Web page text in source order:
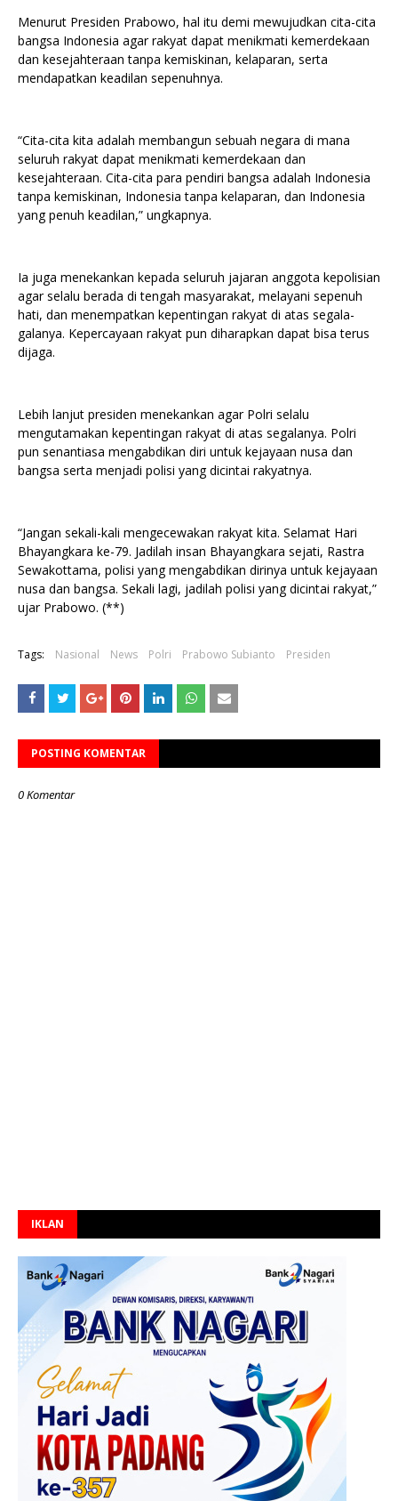
Menurut Presiden Prabowo, hal itu demi mewujudkan cita-cita
bangsa Indonesia agar rakyat dapat menikmati kemerdekaan
dan kesejahteraan tanpa kemiskinan, kelaparan, serta
mendapatkan keadilan sepenuhnya.
“Cita-cita kita adalah membangun sebuah negara di mana
seluruh rakyat dapat menikmati kemerdekaan dan
kesejahteraan. Cita-cita para pendiri bangsa adalah Indonesia
tanpa kemiskinan, Indonesia tanpa kelaparan, dan Indonesia
yang penuh keadilan,” ungkapnya.
Ia juga menekankan kepada seluruh jajaran anggota kepolisian
agar selalu berada di tengah masyarakat, melayani sepenuh
hati, dan menempatkan kepentingan rakyat di atas segala-
galanya. Kepercayaan rakyat pun diharapkan dapat bisa terus
dijaga.
Lebih lanjut presiden menekankan agar Polri selalu
mengutamakan kepentingan rakyat di atas segalanya. Polri
pun senantiasa mengabdikan diri untuk kejayaan nusa dan
bangsa serta menjadi polisi yang dicintai rakyatnya.
“Jangan sekali-kali mengecewakan rakyat kita. Selamat Hari
Bhayangkara ke-79. Jadilah insan Bhayangkara sejati, Rastra
Sewakottama, polisi yang mengabdikan dirinya untuk kejayaan
nusa dan bangsa. Sekali lagi, jadilah polisi yang dicintai rakyat,”
ujar Prabowo. (**)
Tags: Nasional News Polri Prabowo Subianto Presiden
POSTING KOMENTAR
0 Komentar
IKLAN